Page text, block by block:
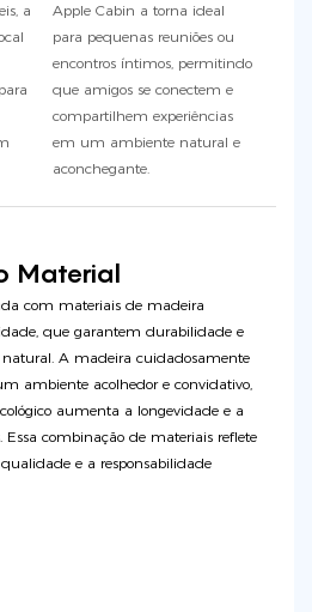
a
Apple Cabin a torna ideal
para pequenas reuniões ou
encontros íntimos, permitindo
que amigos se conectem e
compartilhem experiências
em um ambiente natural e
aconchegante.
Material
com materiais de madeira
que garantem durabilidade e
A madeira cuidadosamente
ambiente acolhedor e convidativo,
aumenta a longevidade e a
Essa combinação de materiais reflete
e a responsabilidade